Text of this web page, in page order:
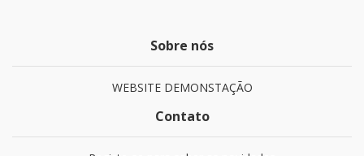
Sobre nós
WEBSITE DEMONSTAÇÃO
Contato